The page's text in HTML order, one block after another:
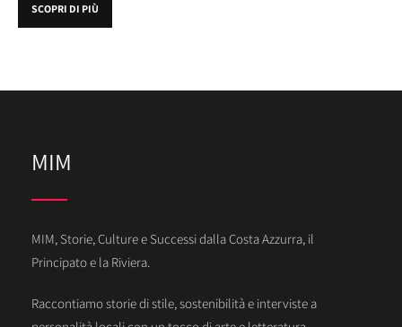
SCOPRI DI PIÙ
MIM
MIM, Storie, Culture e Successi dalla Costa Azzurra, il
Principato e la Riviera.
Raccontiamo storie di stile, sostenibilità e interviste a